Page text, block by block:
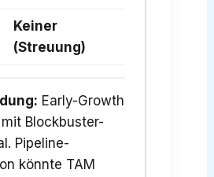
Keiner
(Streuung)
Early-Growth
Blockbuster-
Pipeline-
könnte TAM